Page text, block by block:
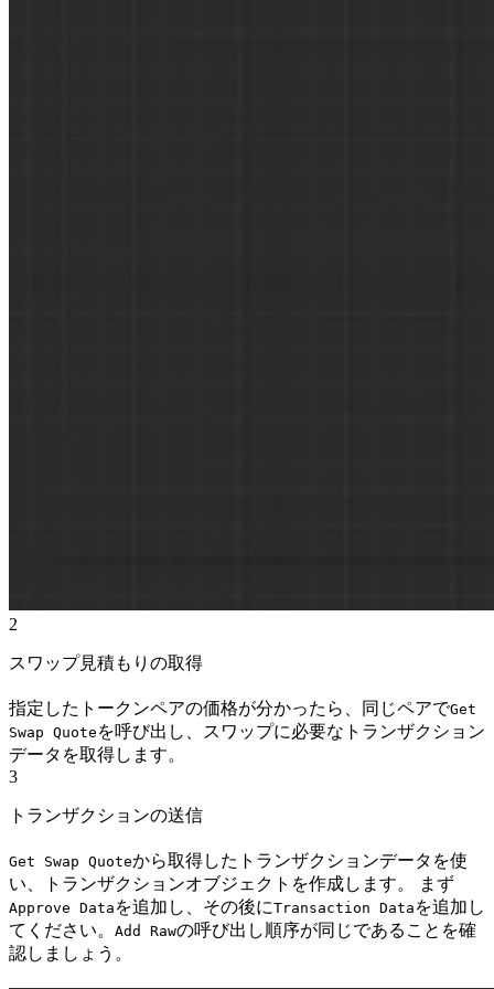
2
スワップ見積もりの取得
指定したトークンペアの価格が分かったら、同じペアでGet
Swap Quote を呼び出し、スワップに必要なトランザクション
データを取得します。
3
トランザクションの送信
Get Swap Quoteから取得したトランザクションデータを使
い、トランザクションオブジェクトを作成します。 まず
Approve Data を追加し、その後にTransaction Data を追加し
てください。 Add Rawの呼び出し順序が同じであることを確
認しましょう。